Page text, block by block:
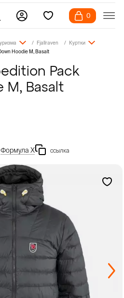
0
Fjallraven
Куртки
Hoodie M, Basalt
Pack
M, Basalt
Формула Х ссылка